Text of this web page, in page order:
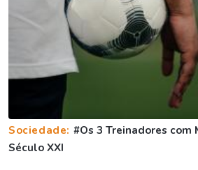
Sociedade: #Os 3 Treinadores com
Século XXI